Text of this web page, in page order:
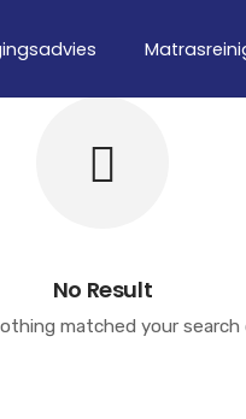
No Result
matched your search